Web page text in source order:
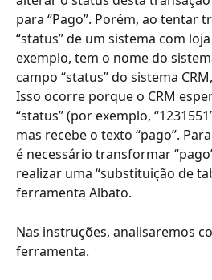
para “Pago”. Porém, ao tentar
“status” de um sistema com
exemplo, tem o nome do
campo “status” do sistema
Isso ocorre porque o CRM
“status” (por exemplo,
mas recebe o texto “pago”.
é necessário transformar
realizar uma “substituição de
ferramenta Albato.
Nas instruções, analisaremos
ferramenta.